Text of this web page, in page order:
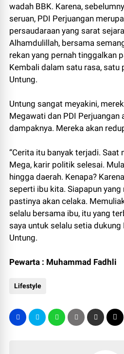
wadah BBK. Karena,
seruan, PDI Perjuangan
persaudaraan yang sarat
Alhamdulillah, bersama
rekan yang pernah tinggalkan
Kembali dalam satu rasa, satu
Untung.
Untung sangat meyakini,
Megawati dan PDI Perjuangan
dampaknya. Mereka akan
“Cerita itu banyak terjadi. Saat
Mega, karir politik selesai.
hingga daerah. Kenapa?
seperti ibu kita. Siapapun yang
pastinya akan celaka.
selalu bersama ibu, itu yang
saya untuk selalu setia dukung
Untung.
Pewarta : Muhammad Fadhli
Lifestyle